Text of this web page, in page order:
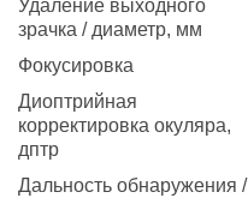
Удаление выходного
зрачка / диаметр, мм
Фокусировка
Диоптрийная
корректировка окуляра,
дптр
Дальность обнаружения /